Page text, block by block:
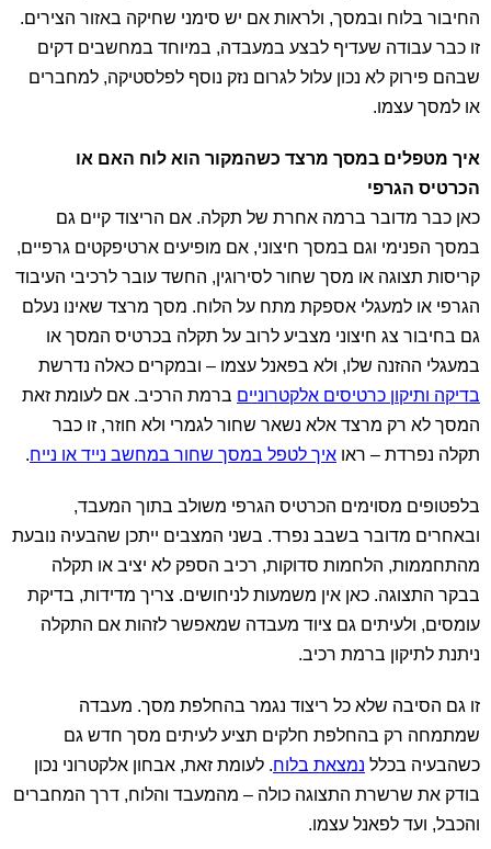
החיבור בלוח ובמסך, ולראות אם יש סימני שחיקה באזור הצירים.
זו כבר עבודה שעדיף לבצע במעבדה, במיוחד במחשבים דקים
שבהם פירוק לא נכון עלול לגרום נזק נוסף לפלסטיקה, למחברים
או למסך עצמו.
איך מטפלים במסך מרצד כשהמקור הוא לוח האם או
הכרטיס הגרפי
כאן כבר מדובר ברמה אחרת של תקלה. אם הריצוד קיים גם
במסך הפנימי וגם במסך חיצוני, אם מופיעים ארטיפקטים גרפיים,
קריסות תצוגה או מסך שחור לסירוגין, החשד עובר לרכיבי העיבוד
הגרפי או למעגלי אספקת מתח על הלוח. מסך מרצד שאינו נעלם
גם בחיבור צג חיצוני מצביע לרוב על תקלה בכרטיס המסך או
במעגלי ההזנה שלו, ולא בפאנל עצמו – ובמקרים כאלה נדרשת
בדיקה ותיקון כרטיסים אלקטרוניים ברמת הרכיב. אם לעומת זאת
המסך לא רק מרצד אלא נשאר שחור לגמרי ולא חוזר, זו כבר
תקלה נפרדת – ראו איך לטפל במסך שחור במחשב נייד או נייח.
בלפטופים מסוימים הכרטיס הגרפי משולב בתוך המעבד,
ובאחרים מדובר בשבב נפרד. בשני המצבים ייתכן שהבעיה נובעת
מהתחממות, הלחמות סדוקות, רכיב הספק לא יציב או תקלה
בבקר התצוגה. כאן אין משמעות לניחושים. צריך מדידות, בדיקת
עומסים, ולעיתים גם ציוד מעבדה שמאפשר לזהות אם התקלה
ניתנת לתיקון ברמת רכיב.
זו גם הסיבה שלא כל ריצוד נגמר בהחלפת מסך. מעבדה
שמתמחה רק בהחלפת חלקים תציע לעיתים מסך חדש גם
כשהבעיה בכלל נמצאת בלוח. לעומת זאת, אבחון אלקטרוני נכון
בודק את שרשרת התצוגה כולה – מהמעבד והלוח, דרך המחברים
והכבל, ועד לפאנל עצמו.